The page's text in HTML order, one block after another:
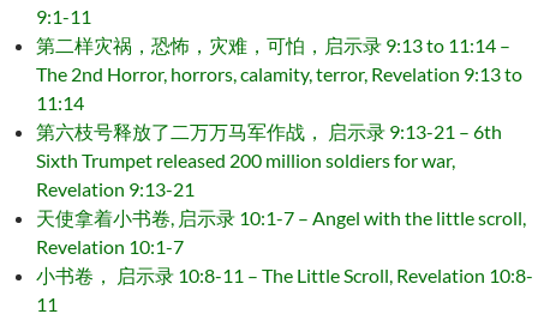
9:1-11
第二样灾祸，恐怖，灾难，可怕，启示录 9:13 to 11:14 –
The 2nd Horror, horrors, calamity, terror, Revelation 9:13 to
11:14
第六枝号释放了二万万马军作战， 启示录 9:13-21 – 6th
Sixth Trumpet released 200 million soldiers for war,
Revelation 9:13-21
天使拿着小书卷, 启示录 10:1-7 – Angel with the little scroll,
Revelation 10:1-7
小书卷， 启示录 10:8-11 – The Little Scroll, Revelation 10:8-
11